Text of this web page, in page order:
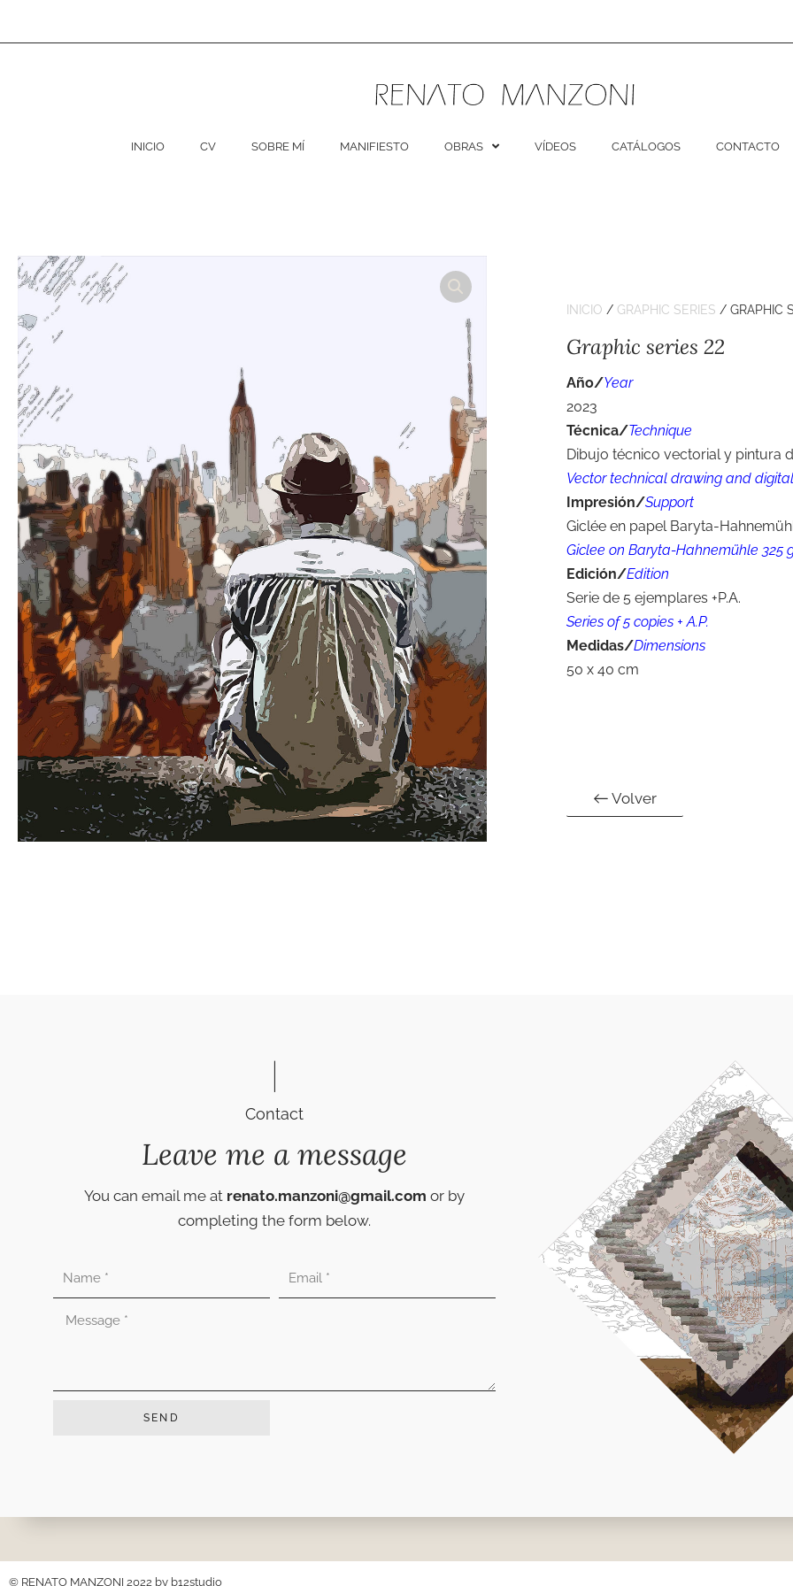
INICIO CV SOBRE MÍ MANIFIESTO OBRAS VÍDEOS CATÁLOGOS CONTACTO
INICIO / GRAPHIC SERIES / GRAPHIC
Graphic series 22
Año/Year
2023
Técnica/Technique
Dibujo técnico vectorial y pintura
Vector technical drawing and
Impresión/Support
Giclée en papel Baryta-
Giclee on Baryta-Hahnemühle 325
Edición/Edition
Serie de 5 ejemplares +P.A.
Series of 5 copies + A.P.
Medidas/Dimensions
50 x 40 cm
Volver
Contact
Leave me a message
You can email me at renato.manzoni@gmail.com or by
completing the form below.
Nombre
Correo
electrónico
Mensaje
SEND
© RENATO MANZONI 2022 by b12studio